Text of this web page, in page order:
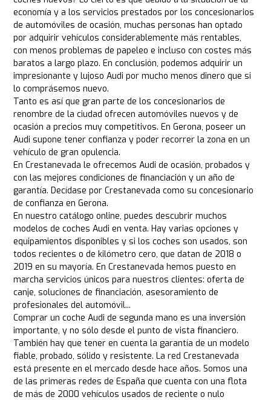
economía y a los servicios prestados por los concesionarios
de automóviles de ocasión, muchas personas han optado
por adquirir vehículos considerablemente más rentables,
con menos problemas de papeleo e incluso con costes más
baratos a largo plazo. En conclusión, podemos adquirir un
impresionante y lujoso Audi por mucho menos dinero que si
lo comprásemos nuevo.
Tanto es así que gran parte de los concesionarios de
renombre de la ciudad ofrecen automóviles nuevos y de
ocasión a precios muy competitivos. En Gerona, poseer un
Audi supone tener confianza y poder recorrer la zona en un
vehículo de gran opulencia.
En Crestanevada le ofrecemos Audi de ocasión, probados y
con las mejores condiciones de financiación y un año de
garantía. Decídase por Crestanevada como su concesionario
de confianza en Gerona.
En nuestro catálogo online, puedes descubrir muchos
modelos de coches Audi en venta. Hay varias opciones y
equipamientos disponibles y si los coches son usados, son
todos recientes o de kilómetro cero, que datan de 2018 o
2019 en su mayoría. En Crestanevada hemos puesto en
marcha servicios únicos para nuestros clientes: oferta de
canje, soluciones de financiación, asesoramiento de
profesionales del automóvil...
Comprar un coche Audi de segunda mano es una inversión
importante, y no sólo desde el punto de vista financiero.
También hay que tener en cuenta la garantía de un modelo
fiable, probado, sólido y resistente. La red Crestanevada
está presente en el mercado desde hace años. Somos una
de las primeras redes de España que cuenta con una flota
de más de 2000 vehículos usados de reciente o nulo